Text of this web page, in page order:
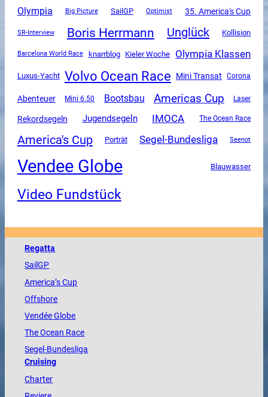
Olympia Big Picture SailGP Optimist 35. America's Cup
SR-Interview Boris Herrmann Unglück Kollision
Barcelona World Race knarrblog Kieler Woche Olympia Klassen
Luxus-Yacht Volvo Ocean Race Mini Transat Corona
Abenteuer Mini 6.50 Bootsbau Americas Cup Laser
Rekordsegeln Jugendsegeln IMOCA The Ocean Race
America's Cup Porträt Segel-Bundesliga Seenot
Vendee Globe Blauwasser
Video Fundstück
Regatta
SailGP
America’s Cup
Offshore
VendéeGlobe
TheOcean Race
Segel-Bundesliga
Cruising
Charter